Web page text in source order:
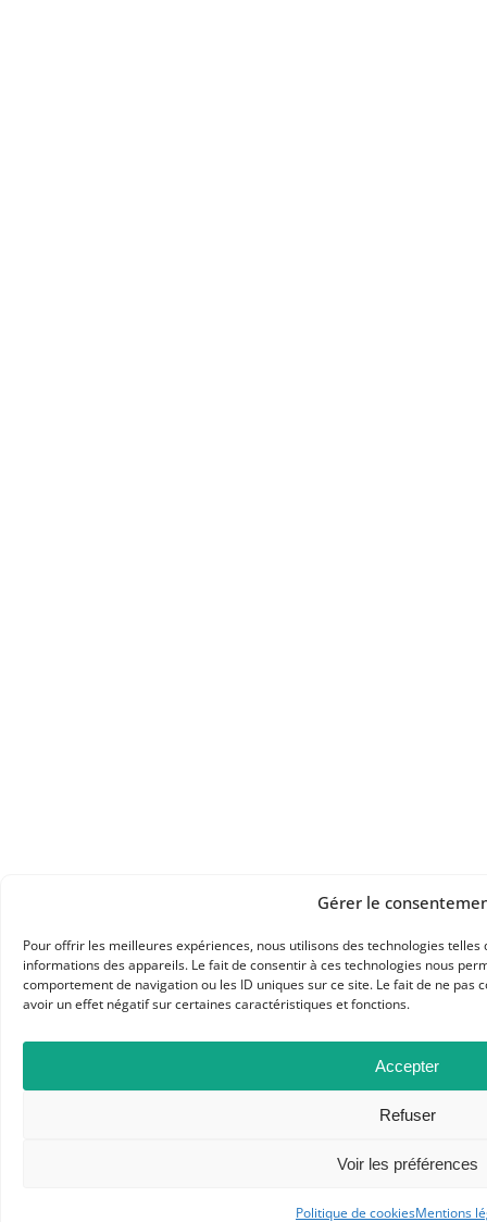
Gérer le
Pour offrir les meilleures expériences, nous utilisons des technologies
informations des appareils. Le fait de consentir à ces technologies nous
comportement de navigation ou les ID uniques sur ce site. Le fait de ne
avoir un effet négatif sur certaines caractéristiques et fonctions.
Accepter
Refuser
Voir les préférences
Politique de cookiesMentions